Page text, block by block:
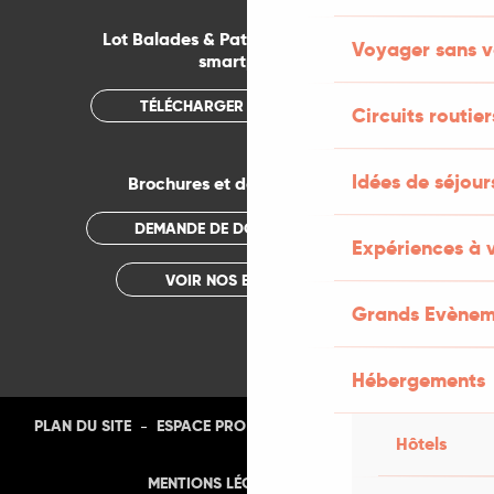
Voyager sans
Circuits
Idées de
Expériences à
Grands
Hébergements
Hôtels
Lot Balades & Patrimoines sur votre
smartphone
TÉLÉCHARGER L'APPLICATION
Brochures et documentations
DEMANDE DE DOCUMENTATION
VOIR NOS BROCHURES
PLAN DU SITE - ESPACE PRO
MENTIONS LÉGALES